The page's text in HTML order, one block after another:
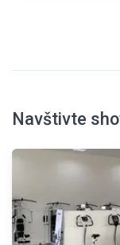
Navštivte